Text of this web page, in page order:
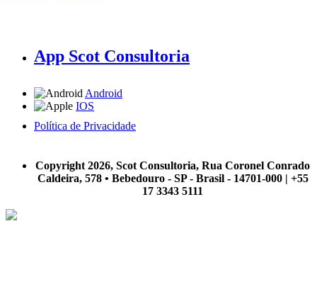
App Scot Consultoria
Android
IOS
Política de Privacidade
Copyright 2026, Scot Consultoria, Rua Coronel Conrado
Caldeira, 578 • Bebedouro - SP - Brasil - 14701-000 | +55
17 3343 5111